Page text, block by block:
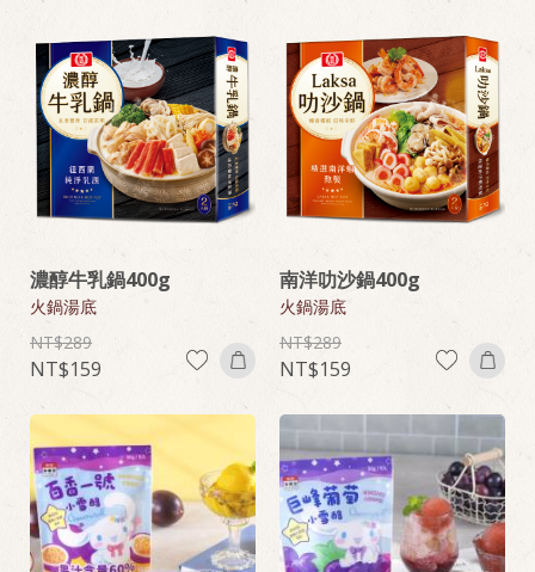
濃醇牛乳鍋400g
火鍋湯底
289
159
南洋叻沙鍋400g
火鍋湯底
289
159